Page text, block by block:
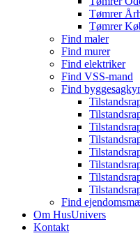
Tømrer
Tømrer
Find maler
Find murer
Find elektriker
Find VSS-mand
Find
Find
Om HusUnivers
Kontakt